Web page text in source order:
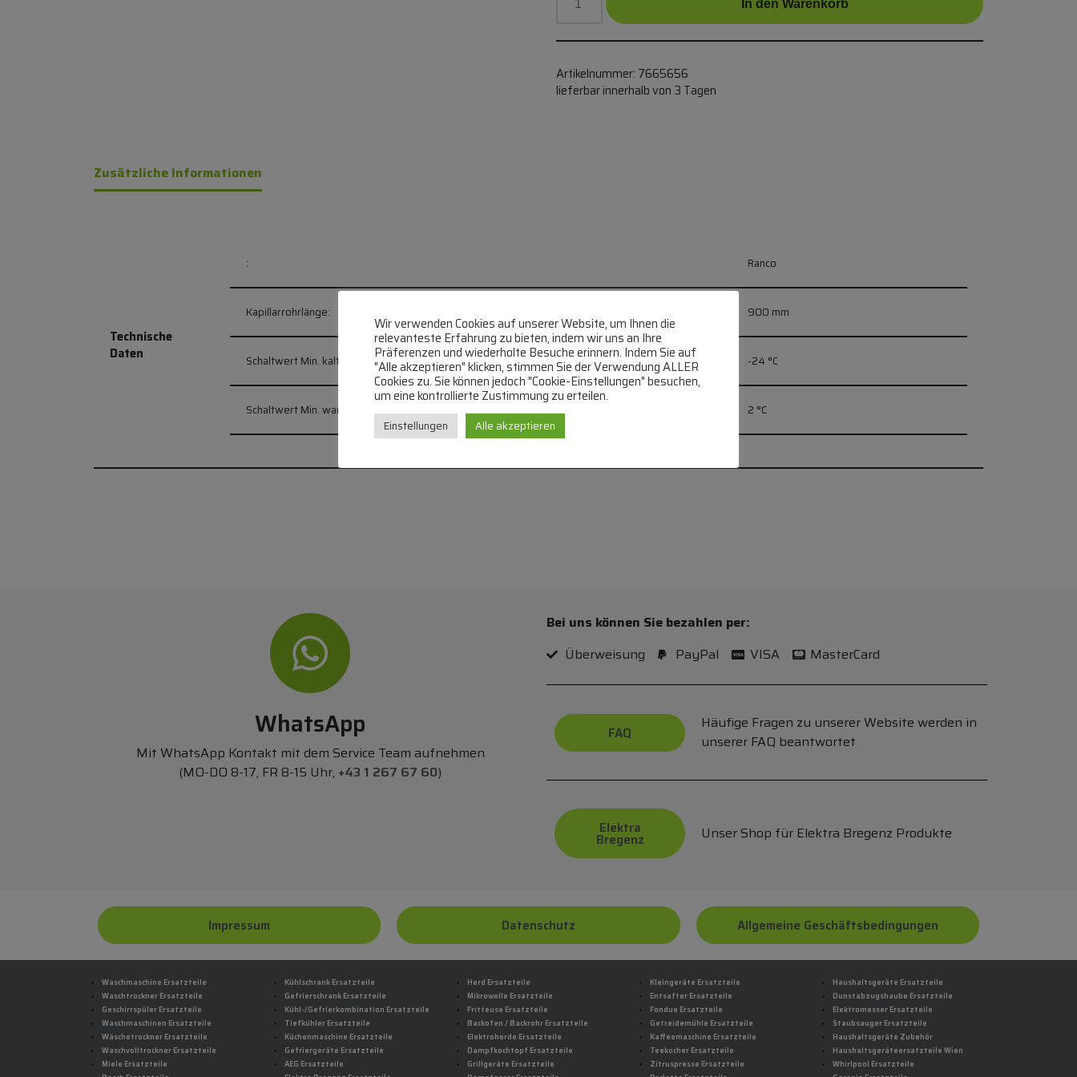
Alternative Produkte:
K57L5537 THERMOSTAT RANCO ALTERNATIV FÜR LIEBHERR/MIELE
€26,38
In den Warenkorb
Artikelnummer: 7665656
lieferbar innerhalb von 3 Tagen
Zusätzliche Informationen
Technische
Daten
: Ranco
Kapillarrohrlänge: 900 mm
Schaltwert Min. kalt ein: -24 °C
Schaltwert Min. warm aus: 2 °C
WhatsApp
Mit WhatsApp Kontakt mit dem Service Team aufnehmen
(MO-DO 8-17, FR 8-15 Uhr, +43 1 267 67 60)
Bei uns können Sie bezahlen per:
Überweisung
PayPal VISA MasterCard
FAQ
Häufige Fragen zu unserer Website werden in
unserer FAQ beantwortet
Elektra
Bregenz Unser Shop für Elektra Bregenz Produkte
Impressum Datenschutz Allgemeine Geschäftsbedingungen
Waschmaschine Ersatzteile
Waschtrockner Ersatzteile
Geschirrspüler Ersatzteile
Waschmaschinen Ersatzteile
Wäschetrockner Ersatzteile
Waschvolltrockner Ersatzteile
Miele Ersatzteile
Kühlschrank Ersatzteile
Gefrierschrank Ersatzteile
Kühl-/Gefrierkombination Ersatzteile
Tiefkühler Ersatzteile
Küchenmaschine Ersatzteile
Gefriergeräte Ersatzteile
AEG Ersatzteile
Herd Ersatzteile
Mikrowelle Ersatzteile
Fritteuse Ersatzteile
Backofen / Backrohr Ersatzteile
Elektroherde Ersatzteile
Dampfkochtopf Ersatzteile
Grillgeräte Ersatzteile
Kleingeräte Ersatzteile
Entsafter Ersatzteile
Fondue Ersatzteile
Getreidemühle Ersatzteile
Kaffeemaschine Ersatzteile
Teekocher Ersatzteile
Zitruspresse Ersatzteile
Haushaltsgeräte Ersatzteile
Dunstabzugshaube Ersatzteile
Elektromesser Ersatzteile
Staubsauger Ersatzteile
Haushaltsgeräte Zubehör
Haushaltsgeräteersatzteile Wien
Whirlpool Ersatzteile
Wir verwenden Cookies auf unserer Website, um Ihnen die
relevanteste Erfahrung zu bieten, indem wir uns an Ihre
Präferenzen und wiederholte Besuche erinnern. Indem Sie auf
"Alle akzeptieren" klicken, stimmen Sie der Verwendung ALLER
Cookies zu. Sie können jedoch "Cookie-Einstellungen" besuchen,
um eine kontrollierte Zustimmung zu erteilen.
Einstellungen Alle akzeptieren